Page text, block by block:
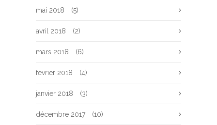
mai 2018 (5)
avril 2018 (2)
mars 2018 (6)
février 2018 (4)
janvier 2018 (3)
décembre 2017 (10)